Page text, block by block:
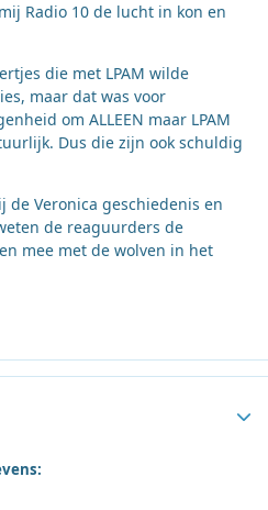
Radio 10 de lucht in kon en
die met LPAM wilde
maar dat was voor
om ALLEEN maar LPAM
Dus die zijn ook schuldig
Veronica geschiedenis en
de reaguurders de
mee met de wolven in het